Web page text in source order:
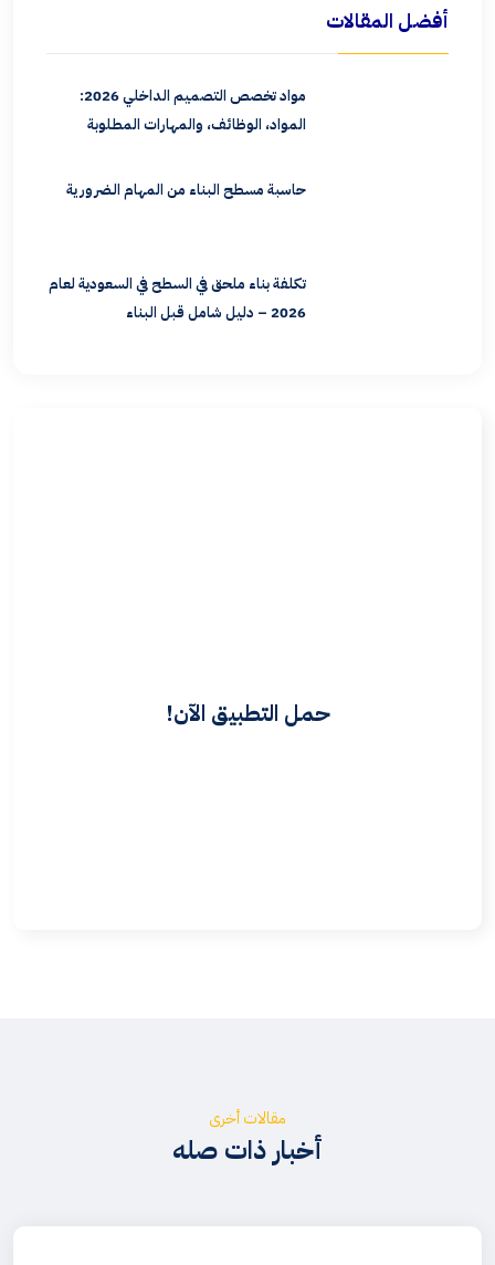
أفضل المقالات
مواد تخصص التصميم الداخلي 2026:
المواد، الوظائف، والمهارات المطلوبة
حاسبة مسطح البناء من المهام الضرورية
تكلفة بناء ملحق في السطح في السعودية لعام
2026 – دليل شامل قبل البناء
حمل التطبيق الآن!
مقالات أخرى
أخبار ذات صله